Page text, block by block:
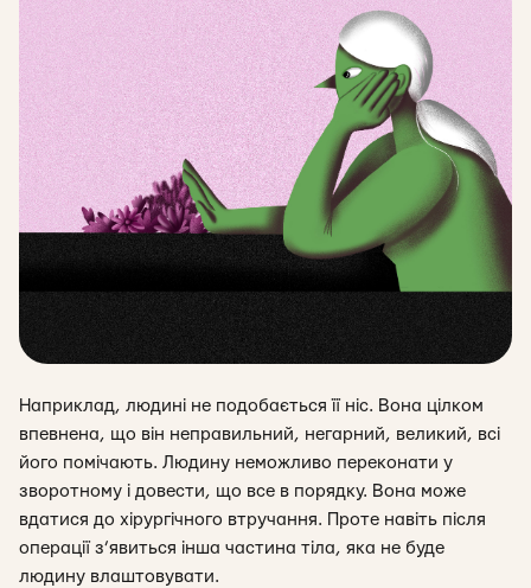
Наприклад, людині не подобається її ніс. Вона цілком
впевнена, що він неправильний, негарний, великий, всі
його помічають. Людину неможливо переконати у
зворотному і довести, що все в порядку. Вона може
вдатися до хірургічного втручання. Проте навіть після
операції з’явиться інша частина тіла, яка не буде
людину влаштовувати.